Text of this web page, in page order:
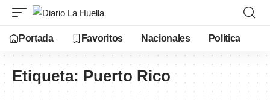
Portada Favoritos Nacionales Política
Etiqueta: Puerto Rico